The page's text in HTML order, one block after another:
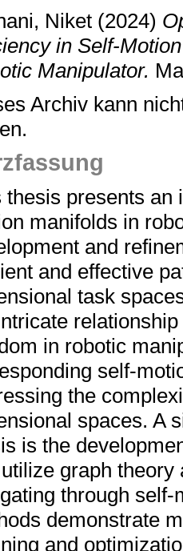
Niket (2024)
in Self-
Manipulator.
Archiv kann
thesis presents an
manifolds in
and
and effective
task
in robotic
self-
the
spaces. A
is the
graph
through
demonstrate
and